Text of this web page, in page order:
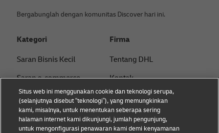
Bergabunglah dengan komunitas Discover hari ini.
Kategori
Saran Bisnis Kecil
Saran e-commerce
Saran B2B
Saran logistik
Firma
Tentang DHL
Kontak
Pusat Pers
Keberlanjutan
Situs web ini menggunakan cookie dan teknologi serupa,
(selanjutnya disebut “teknologi”), yang memungkinkan
kami, misalnya, untuk menentukan seberapa sering
halaman internet kami dikunjungi, jumlah pengunjung,
untuk mengonfigurasi penawaran kami demi kenyamanan